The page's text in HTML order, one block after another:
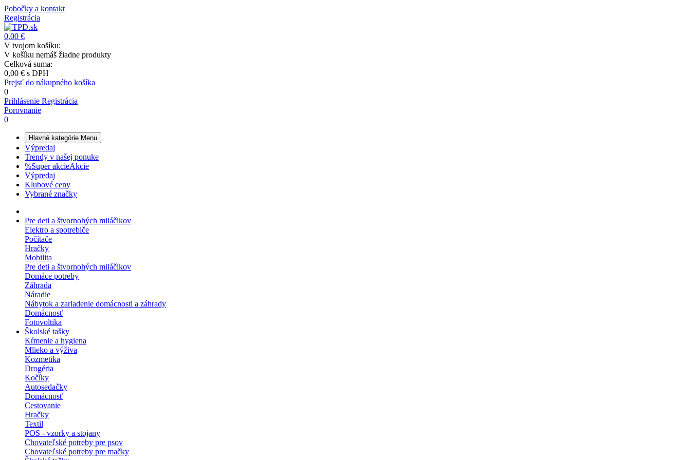
Pobočky a kontakt
Registrácia
0,00 €
V tvojom košíku:
V košíku nemáš žiadne produkty
Celková suma:
0,00 € s DPH
Prejsť do nákupného košíka
0
Prihlásenie Registrácia
Porovnanie
0
Hlavné kategórie Menu
Výpredaj
Trendy v našej ponuke
%Super akcieAkcie
Výpredaj
Klubové ceny
Vybrané značky
Pre deti a štvornohých miláčikov
Elektro a spotrebiče
Počítače
Hračky
Mobilita
Pre deti a štvornohých miláčikov
Domáce potreby
Záhrada
Náradie
Nábytok a zariadenie domácnosti a záhrady
Domácnosť
Fotovoltika
Školské tašky
Kŕmenie a hygiena
Mlieko a výživa
Kozmetika
Drogéria
Kočíky
Autosedačky
Domácnosť
Cestovanie
Hračky
Textil
POS - vzorky a stojany
Chovateľské potreby pre psov
Chovateľské potreby pre mačky